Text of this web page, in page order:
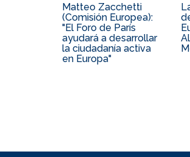
Matteo Zacchetti
(Comisión Europea):
"El Foro de París
ayudará a desarrollar
la ciudadanía activa
en Europa"